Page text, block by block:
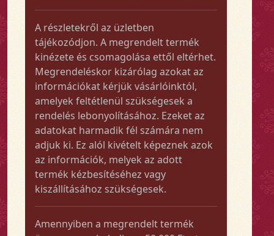
A részletekről az üzletben
tájékozódjon. A megrendelt termék
kinézete és csomagolása ettől eltérhet.
Megrendeléskor kizárólag azokat az
információkat kérjük vásárlóinktól,
amelyek feltétlenül szükségesek a
rendelés lebonyolításához. Ezeket az
adatokat harmadik fél számára nem
adjuk ki. Ez alól kivételt képeznek azok
az információk, melyek az adott
termék kézbesítéséhez vagy
kiszállításához szükségesek.
Amennyiben a megrendelt termék